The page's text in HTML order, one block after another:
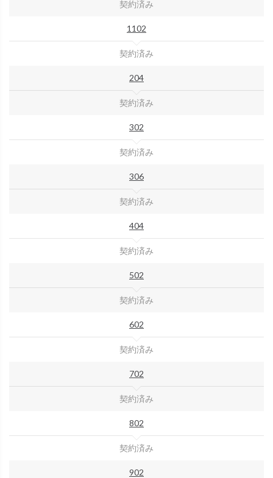
契約済み
1102
契約済み
204
契約済み
302
契約済み
306
契約済み
404
契約済み
502
契約済み
602
契約済み
702
契約済み
802
契約済み
902